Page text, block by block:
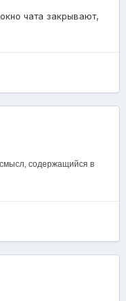
чата закрывают,
содержащийся в